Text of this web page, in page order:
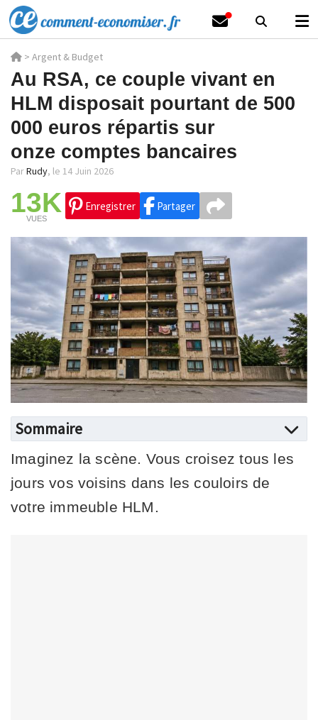
> Argent & Budget
Au RSA, ce couple vivant en
HLM disposait pourtant de 500
000 euros répartis sur
onze comptes bancaires
ParRudy, le 14 Juin 2026
13K
VUES
Enregistrer Partager
Sommaire
Imaginez la scène. Vous croisez tous les
jours vos voisins dans les couloirs de
votre immeuble HLM.